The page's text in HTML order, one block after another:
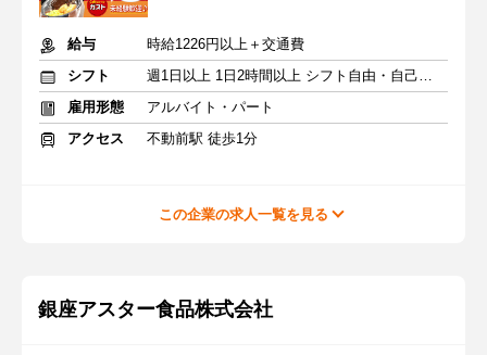
給与
時給1226円以上＋交通費
シフト
週1日以上 1日2時間以上 シフト自由・自己申告
雇用形態
アルバイト・パート
アクセス
不動前駅 徒歩1分
この企業の求人一覧を見る
銀座アスター食品株式会社